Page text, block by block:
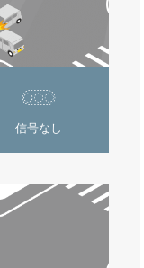
信号なし